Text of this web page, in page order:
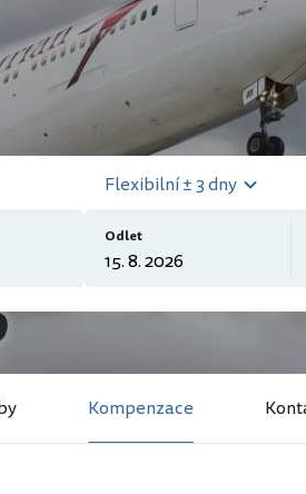
Flexibilní ± 3 dny
Odlet
Kompenzace